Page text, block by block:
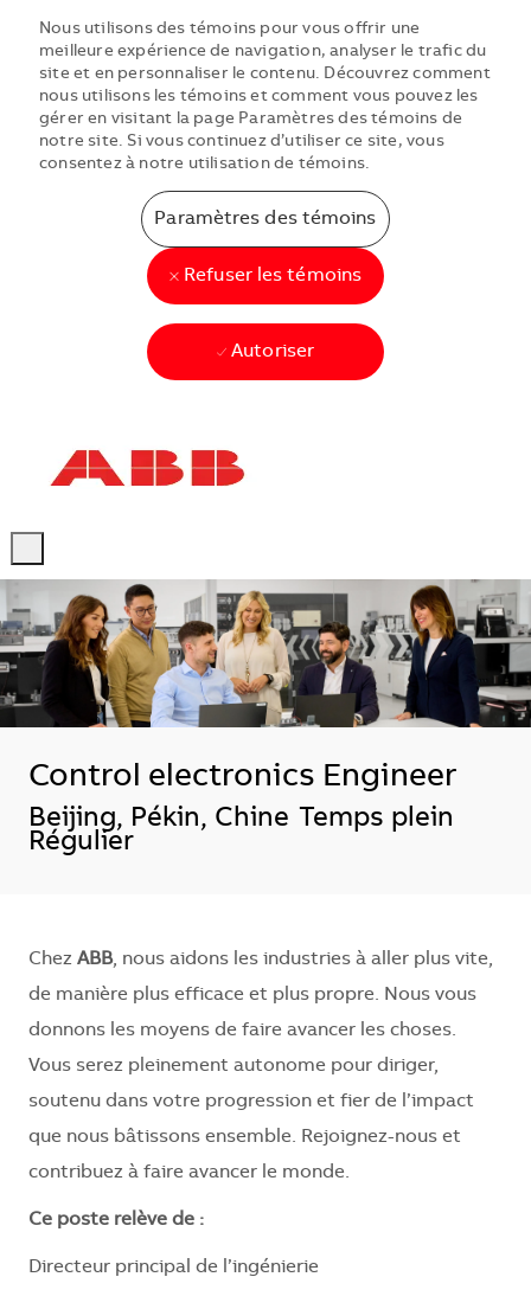
Nous utilisons des témoins pour vous offrir une
meilleure expérience de navigation, analyser le trafic du
site et en personnaliser le contenu. Découvrez comment
nous utilisons les témoins et comment vous pouvez les
gérer en visitant la page Paramètres des témoins de
notre site. Si vous continuez d’utiliser ce site, vous
consentez à notre utilisation de témoins.
Paramètres des témoins
Refuser les témoins
Autoriser
Control electronics Engineer
Emplacement
Beijing, Pékin, Chine Temps plein
Régulier
Chez ABB, nous aidons les industries à aller plus vite,
de manière plus efficace et plus propre. Nous vous
donnons les moyens de faire avancer les choses.
Vous serez pleinement autonome pour diriger,
soutenu dans votre progression et fier de l’impact
que nous bâtissons ensemble. Rejoignez-nous et
contribuez à faire avancer le monde.
Ce poste relève de :
Directeur principal de l’ingénierie